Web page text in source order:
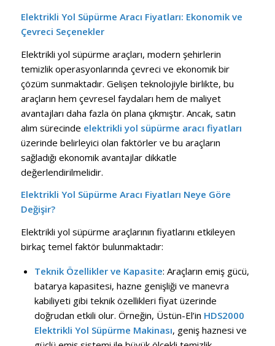
Elektrikli Yol Süpürme Aracı Fiyatları: Ekonomik ve
Çevreci Seçenekler
Elektrikli yol süpürme araçları, modern şehirlerin
temizlik operasyonlarında çevreci ve ekonomik bir
çözüm sunmaktadır. Gelişen teknolojiyle birlikte, bu
araçların hem çevresel faydaları hem de maliyet
avantajları daha fazla ön plana çıkmıştır. Ancak, satın
alım sürecinde elektrikli yol süpürme aracı fiyatları
üzerinde belirleyici olan faktörler ve bu araçların
sağladığı ekonomik avantajlar dikkatle
değerlendirilmelidir.
Elektrikli Yol Süpürme Aracı Fiyatları Neye Göre
Değişir?
Elektrikli yol süpürme araçlarının fiyatlarını etkileyen
birkaç temel faktör bulunmaktadır:
Teknik Özellikler ve Kapasite: Araçların emiş gücü,
batarya kapasitesi, hazne genişliği ve manevra
kabiliyeti gibi teknik özellikleri fiyat üzerinde
doğrudan etkili olur. Örneğin, Üstün-El’in HDS2000
Elektrikli Yol Süpürme Makinası, geniş haznesi ve